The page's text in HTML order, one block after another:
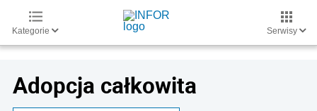
Kategorie Serwisy
Adopcja całkowita